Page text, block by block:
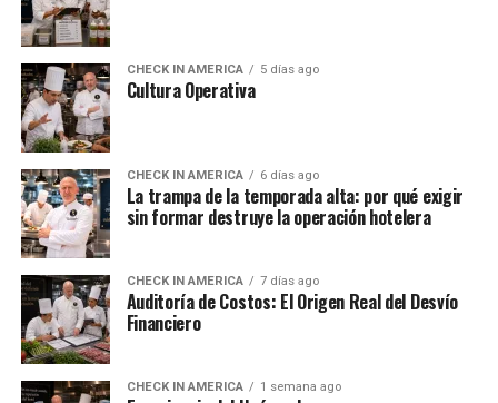
CHECK IN AMERICA 5 días ago
Cultura Operativa
CHECK IN AMERICA 6 días ago
La trampa de la temporada alta: por qué exigir
sin formar destruye la operación hotelera
CHECK IN AMERICA 7 días ago
Auditoría de Costos: El Origen Real del Desvío
Financiero
CHECK IN AMERICA 1 semana ago